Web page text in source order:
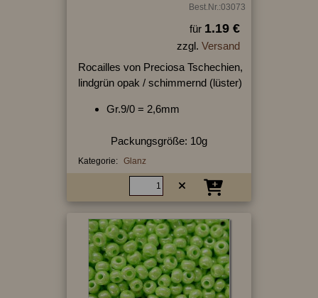
Best.Nr.:03073
für 1.19 €
zzgl. Versand
Rocailles von Preciosa Tschechien,
lindgrün opak / schimmernd (lüster)
Gr.9/0 = 2,6mm
Packungsgröße: 10g
Kategorie: Glanz